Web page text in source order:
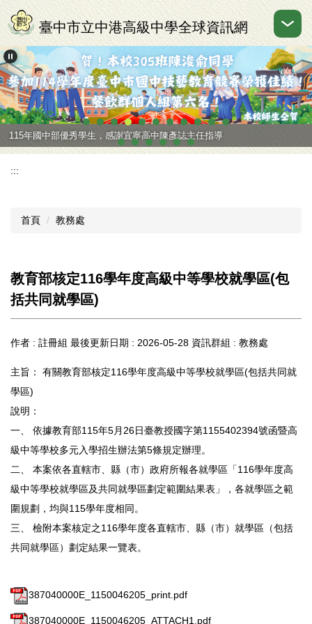
跳
到
主
要
內
容
區
臺中市立中港高級中學全球資訊網
115年高中部普通班國外申請入學優秀學生
115年國中部優秀學生，感謝宜寧高中陳彥誌主任指導
:::
首頁 教務處
教育部核定116學年度高級中等學校就學區(包
括共同就學區)
作者 : 註冊組 最後更新日期 : 2026-05-28 資訊群組 : 教務處
主旨： 有關教育部核定116學年度高級中等學校就學區(包括共同就
學區)
說明：
一、 依據教育部115年5月26日臺教授國字第1155402394號函暨高
級中等學校多元入學招生辦法第5條規定辦理。
二、 本案依各直轄市、縣（市）政府所報各就學區「116學年度高
級中等學校就學區及共同就學區劃定範圍結果表」，各就學區之範
圍規劃，均與115學年度相同。
三、 檢附本案核定之116學年度各直轄市、縣（市）就學區（包括
共同就學區）劃定結果一覽表。
387040000E_1150046205_print.pdf
387040000E_1150046205_ATTACH1.pdf